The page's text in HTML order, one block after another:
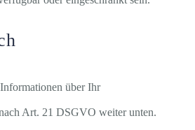
über Ihr
Art. 21 DSGVO weiter unten.